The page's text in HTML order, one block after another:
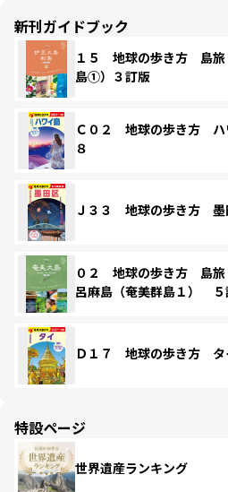
新刊ガイドブック
１５ 地球の歩き方 島
島①）３訂版
Ｃ０２ 地球の歩き方 ハ
８
Ｊ３３ 地球の歩き方 墨
０２ 地球の歩き方 島
呂麻島（奄美群島１） ５
Ｄ１７ 地球の歩き方 タ
特設ページ
世界遺産ランキング